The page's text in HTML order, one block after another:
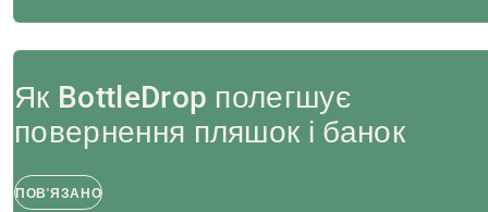
Як BottleDrop полегшує
повернення пляшок і банок
ПОВ'ЯЗАНО